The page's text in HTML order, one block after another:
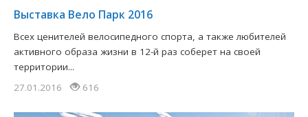
​Выставка Вело Парк 2016
Всех ценителей велосипедного спорта, а также любителей
активного образа жизни в 12-й раз соберет на своей
территории...
27.01.2016
616